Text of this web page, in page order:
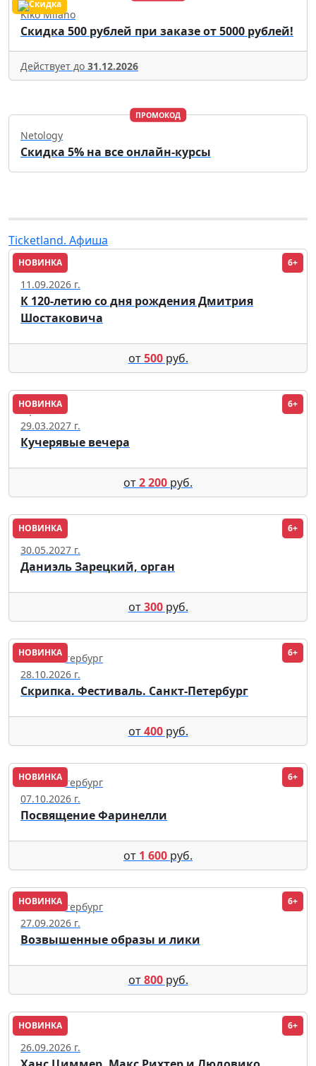
Kiko Milano
Скидка 500 рублей при заказе от 5000 рублей!
Действует до 31.12.2026
ПРОМОКОД
Netology
Скидка 5% на все онлайн-курсы
Ticketland. Афиша
НОВИНКА 6+
Сочи
11.09.2026 г.
К 120-летию со дня рождения Дмитрия
Шостаковича
от500руб.
НОВИНКА 6+
Уфа
29.03.2027 г.
Кучерявые вечера
от2 200 руб.
НОВИНКА 6+
Москва
30.05.2027 г.
Даниэль Зарецкий, орган
от300руб.
НОВИНКА 6+
Санкт-Петербург
28.10.2026 г.
Скрипка. Фестиваль. Санкт-Петербург
от400руб.
НОВИНКА 6+
Санкт-Петербург
07.10.2026 г.
Посвящение Фаринелли
от 1 600 руб.
НОВИНКА 6+
Санкт-Петербург
27.09.2026 г.
Возвышенные образы и лики
от800руб.
НОВИНКА 6+
Москва
26.09.2026 г.